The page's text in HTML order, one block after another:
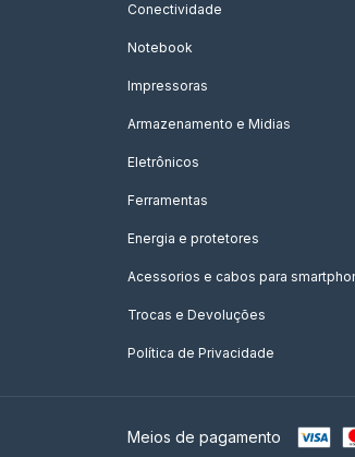
Conectividade
Notebook
Impressoras
Armazenamento e Midias
Eletrônicos
Ferramentas
Energia e protetores
Acessorios e cabos para
Trocas e Devoluções
Política de Privacidade
Meios de pagamento